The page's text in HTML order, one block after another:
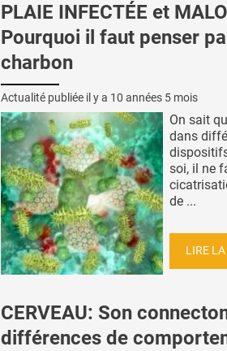
PLAIE INFECTÉE et
Pourquoi il faut penser
charbon
Actualité publiée il y a 10 années 5 mois
On sait
dans
soi, il ne
de ...
LIRE
CERVEAU: Son
différences de